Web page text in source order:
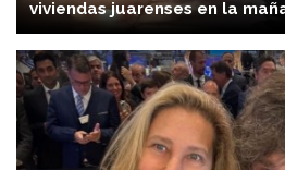
viviendas juarenses en la